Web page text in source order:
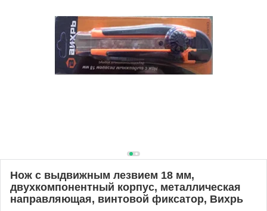
Нож с выдвижным лезвием 18 мм,
двухкомпонентный корпус, металлическая
направляющая, винтовой фиксатор, Вихрь